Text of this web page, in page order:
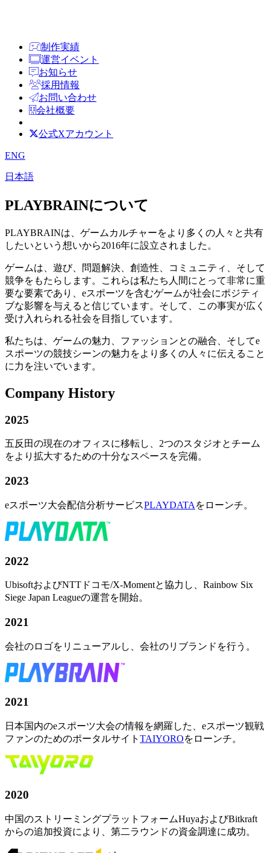
制作実績
運営イベント
お知らせ
採用情報
お問い合わせ
会社概要
公式Xアカウント
ENG
日本語
PLAYBRAINについて
PLAYBRAINは、ゲームカルチャーをより多くの人々と共有
したいという想いから2016年に設立されました。
ゲームは、遊び、問題解決、創造性、コミュニティ、そして
競争をもたらします。これらは私たち人間にとって非常に重
要な要素であり、eスポーツを含むゲームが社会にポジティ
ブな影響を与えると信じています。そして、この事実が広く
受け入れられる社会を目指しています。
私たちは、ゲームの魅力、ファッションとの融合、そしてe
スポーツの競技シーンの魅力をより多くの人々に伝えること
に力を注いでいます。
Company History
2025
五反田の現在のオフィスに移転し、2つのスタジオとチーム
をより拡大するための十分なスペースを完備。
2023
eスポーツ大会配信分析サービスPLAYDATA をローンチ。
2022
UbisoftおよびNTTドコモ/X-Momentと協力し、Rainbow Six
Siege Japan Leagueの運営を開始。
2021
会社のロゴをリニューアルし、会社のリブランドを行う。
2021
日本国内のeスポーツ大会の情報を網羅した、eスポーツ観戦
ファンのためのポータルサイト TAIYOROをローンチ。
2020
中国のストリーミングプラットフォームHuyaおよびBitkraft
からの追加投資により、第二ラウンドの資金調達に成功。